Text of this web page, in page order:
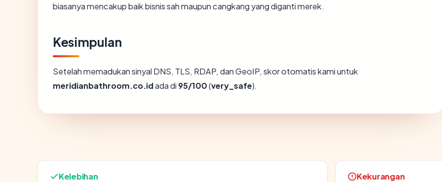
biasanya mencakup baik bisnis sah maupun cangkang yang diganti merek.
Kesimpulan
Setelah memadukan sinyal DNS, TLS, RDAP, dan GeoIP, skor otomatis kami untuk
meridianbathroom.co.idada di 95/100(very_safe).
Kelebihan Kekurangan